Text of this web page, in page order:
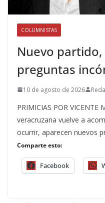
COLUMNISTAS
Nuevo partido,
preguntas
10 de agosto de 2026
PRIMICIAS POR VICENTE
veracruzana vuelve a
ocurrir, aparecen nuevos
Comparte esto:
Facebook